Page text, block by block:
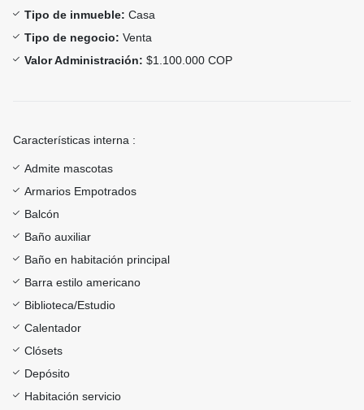
Tipo de inmueble: Casa
Tipo de negocio: Venta
Valor Administración: $1.100.000 COP
Características interna :
Admite mascotas
Armarios Empotrados
Balcón
Baño auxiliar
Baño en habitación principal
Barra estilo americano
Biblioteca/Estudio
Calentador
Clósets
Depósito
Habitación servicio